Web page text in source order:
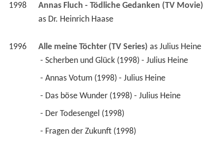
1998
Annas Fluch - Tödliche Gedanken (TV Movie)
as Dr. Heinrich Haase
1996 Alle meine Töchter (TV Series) as Julius Heine
- Scherben und Glück (1998) - Julius Heine
- Annas Votum (1998) - Julius Heine
- Das böse Wunder (1998) - Julius Heine
- Der Todesengel (1998)
- Fragen der Zukunft (1998)